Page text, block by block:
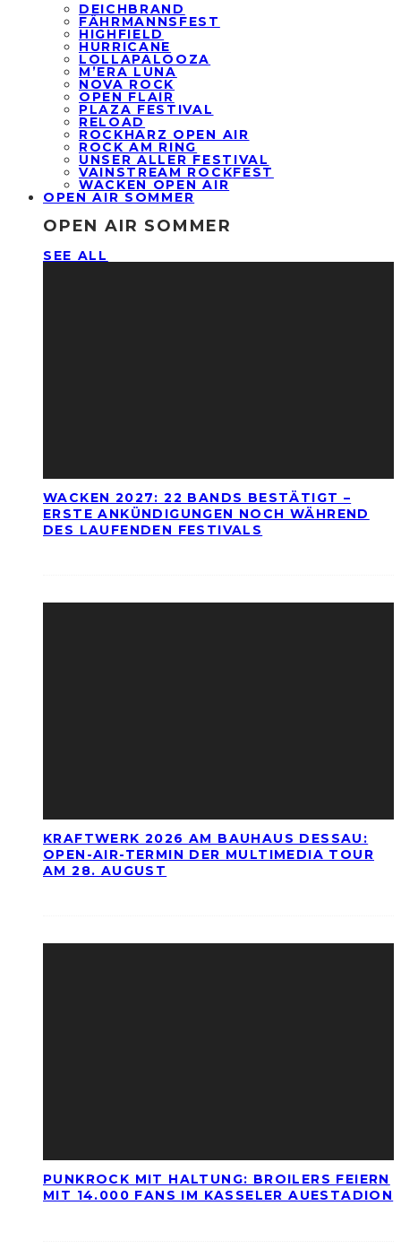
DEICHBRAND
FÄHRMANNSFEST
HIGHFIELD
HURRICANE
LOLLAPALOOZA
M’ERA LUNA
NOVA ROCK
OPEN FLAIR
PLAZA FESTIVAL
RELOAD
ROCKHARZ OPEN AIR
ROCK AM RING
UNSER ALLER FESTIVAL
VAINSTREAM ROCKFEST
WACKEN OPEN AIR
OPEN AIR SOMMER
OPEN AIR SOMMER
SEE ALL
WACKEN 2027: 22 BANDS BESTÄTIGT –
ERSTE ANKÜNDIGUNGEN NOCH WÄHREND
DES LAUFENDEN FESTIVALS
KRAFTWERK 2026 AM BAUHAUS DESSAU:
OPEN-AIR-TERMIN DER MULTIMEDIA TOUR
AM 28. AUGUST
PUNKROCK MIT HALTUNG: BROILERS FEIERN
MIT 14.000 FANS IM KASSELER AUESTADION